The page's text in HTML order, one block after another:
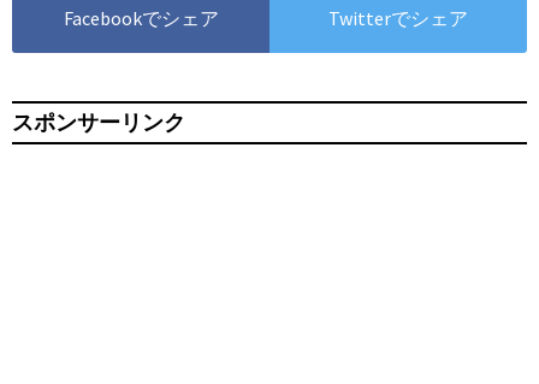
Facebookでシェア Twitterでシェア
スポンサーリンク